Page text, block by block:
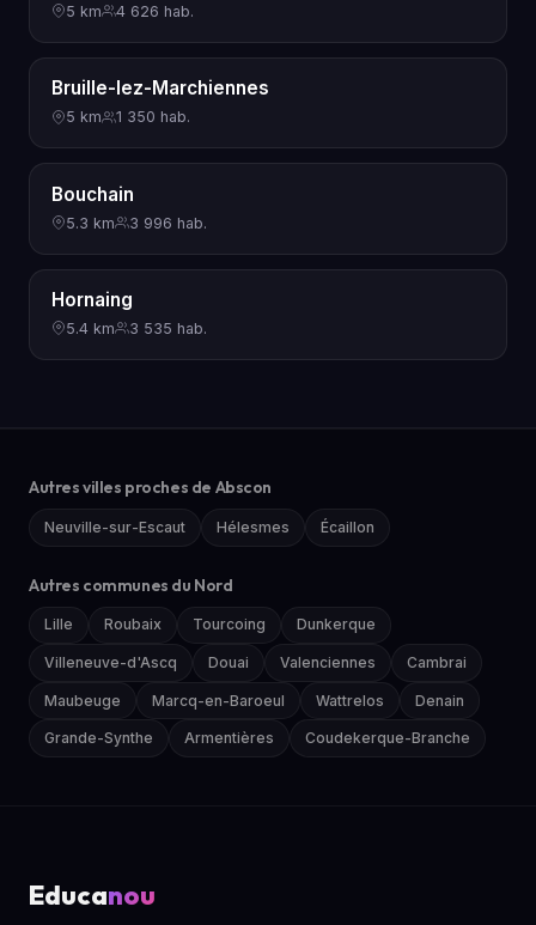
5 km 4 626 hab.
Bruille-lez-Marchiennes
5 km 1 350 hab.
Bouchain
5.3 km 3 996 hab.
Hornaing
5.4 km 3 535 hab.
Autres villes proches de Abscon
Neuville-sur-Escaut Hélesmes Écaillon
Autres communes du Nord
Lille Roubaix Tourcoing Dunkerque
Villeneuve-d'Ascq Douai Valenciennes Cambrai
Maubeuge Marcq-en-Baroeul Wattrelos Denain
Grande-Synthe Armentières Coudekerque-Branche
Educanou